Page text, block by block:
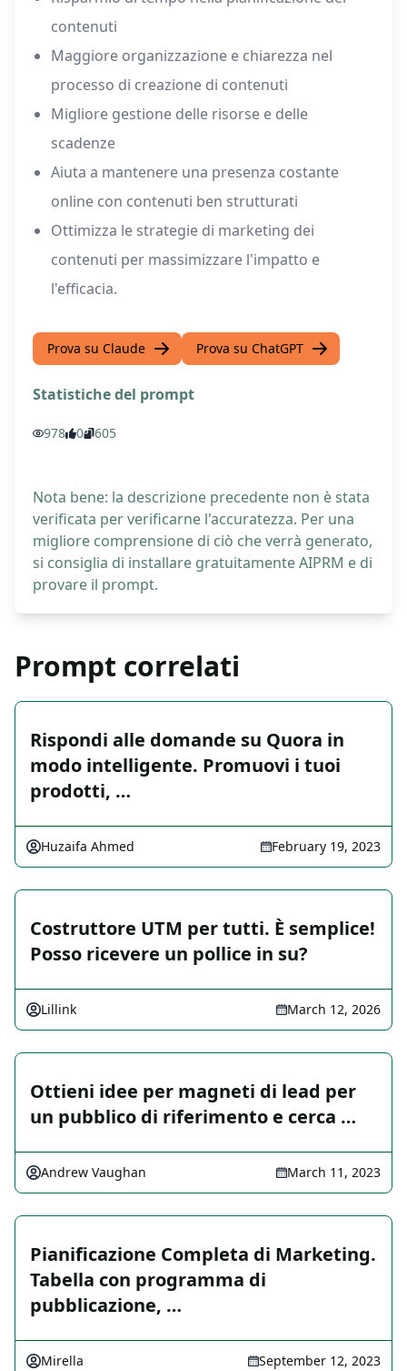
contenuti
Maggiore organizzazione e chiarezza nel
processo di creazione di contenuti
Migliore gestione delle risorse e delle
scadenze
Aiuta a mantenere una presenza costante
online con contenuti ben strutturati
Ottimizza le strategie di marketing dei
contenuti per massimizzare l'impatto e
l'efficacia.
Prova su Claude Prova su ChatGPT
Statistiche del prompt
978 0 605
Nota bene: la descrizione precedente non è stata
verificata per verificarne l'accuratezza. Per una
migliore comprensione di ciò che verrà generato,
si consiglia di installare gratuitamente AIPRM e di
provare il prompt.
Prompt correlati
Rispondi alle domande su Quora in
modo intelligente. Promuovi i tuoi
prodotti, …
Huzaifa Ahmed February 19, 2023
Costruttore UTM per tutti. È semplice!
Posso ricevere un pollice in su?
Lillink March 12, 2026
Ottieni idee per magneti di lead per
un pubblico di riferimento e cerca …
Andrew Vaughan March 11, 2023
Pianificazione Completa di Marketing.
Tabella con programma di
pubblicazione, …
Mirella September 12, 2023